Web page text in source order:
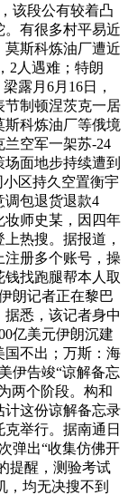
该段公有较着凸
。有很多村平易近
斯科炼油厂遭近
2人遇难；特朗
露月6月16日，
节制顿涅茨克一居
科炼油厂等俄境
空军一架苏-24
面地步持续遭到
区持久空置衡宇
调包退货退款4
妆师史某，因四年
热搜。据报道，
注册多个账号，操
找跑腿帮本人取
朗记者正在黎巴
悉，该记者身中
亿美元伊朗沉建
国不出；万斯：海
伊告竣“谅解备忘
两个阶段。构和
计这份谅解备忘录
举行。据南通日
弹出“收集仿佛开
提醒，测验考试
，均无决搜不到